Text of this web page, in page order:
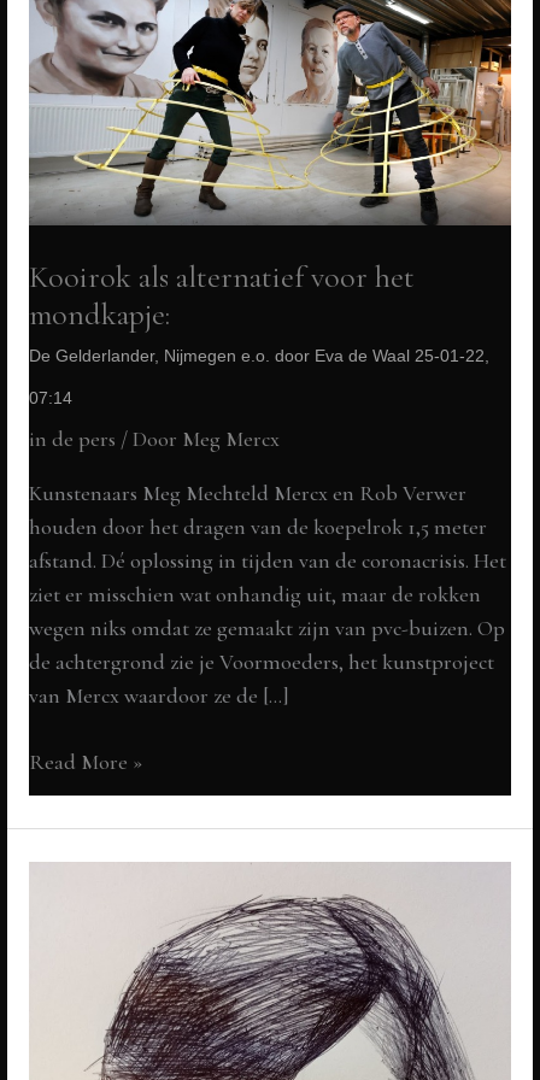
Kooirok als alternatief voor het
mondkapje:
De Gelderlander, Nijmegen e.o. door Eva de Waal 25-01-22,
07:14
in de pers / Door Meg Mercx
Kunstenaars Meg Mechteld Mercx en Rob Verwer
houden door het dragen van de koepelrok 1,5 meter
afstand. Dé oplossing in tijden van de coronacrisis. Het
ziet er misschien wat onhandig uit, maar de rokken
wegen niks omdat ze gemaakt zijn van pvc-buizen. Op
de achtergrond zie je Voormoeders, het kunstproject
van Mercx waardoor ze de […]
Kooirok
als
alternatief
voor
Gelderlander,
Read More »